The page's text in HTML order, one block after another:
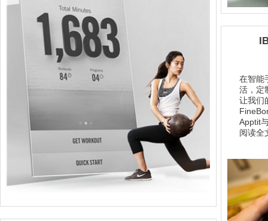
在智能
活，定
让我们
Apptit
阅读全